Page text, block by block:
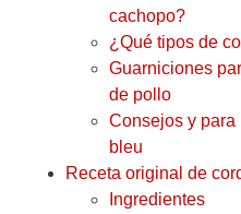
cachopo?
¿Qué tipos de
Guarniciones
de pollo
Consejos y para
bleu
Receta original de
Ingredientes